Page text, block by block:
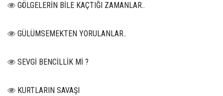
GÖLGELERİN BİLE KAÇTIĞI ZAMANLAR..
GÜLÜMSEMEKTEN YORULANLAR..
SEVGİ BENCİLLİK Mİ ?
KURTLARIN SAVAŞI